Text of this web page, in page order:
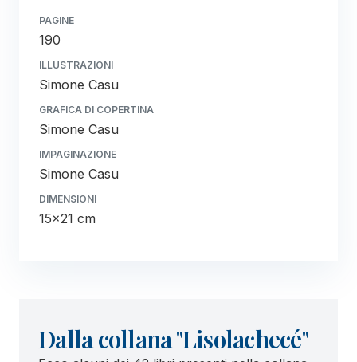
PAGINE
190
ILLUSTRAZIONI
Simone Casu
GRAFICA DI COPERTINA
Simone Casu
IMPAGINAZIONE
Simone Casu
DIMENSIONI
15x21 cm
Dalla collana "Lisolachecé"